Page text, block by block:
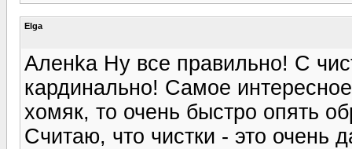
Elga
Аленka Ну все правильно! С
кардинально! Самое
хомяк, то очень быстро опять
Считаю, что чистки - это очень